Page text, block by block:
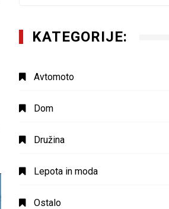
KATEGORIJE:
Avtomoto
Dom
Družina
Lepota in moda
Ostalo